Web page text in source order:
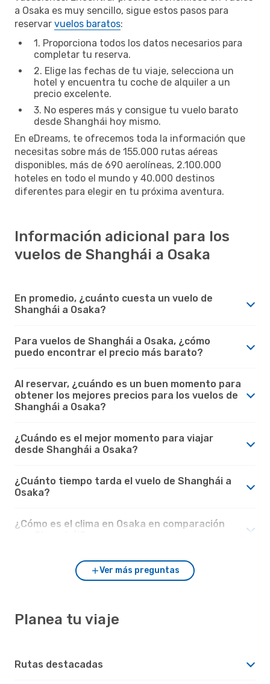
a Osaka es muy sencillo, sigue estos pasos para
reservar vuelos baratos:
1. Proporciona todos los datos necesarios para
completar tu reserva.
2. Elige las fechas de tu viaje, selecciona un
hotel y encuentra tu coche de alquiler a un
precio excelente.
3. No esperes más y consigue tu vuelo barato
desde Shanghái hoy mismo.
En eDreams, te ofrecemos toda la información que
necesitas sobre más de 155.000 rutas aéreas
disponibles, más de 690 aerolíneas, 2.100.000
hoteles en todo el mundo y 40.000 destinos
diferentes para elegir en tu próxima aventura.
Información adicional para los
vuelos de Shanghái a Osaka
En promedio, ¿cuánto cuesta un vuelo de
Shanghái a Osaka?
Para vuelos de Shanghái a Osaka, ¿cómo
puedo encontrar el precio más barato?
Al reservar, ¿cuándo es un buen momento para
obtener los mejores precios para los vuelos de
Shanghái a Osaka?
¿Cuándo es el mejor momento para viajar
desde Shanghái a Osaka?
¿Cuánto tiempo tarda el vuelo de Shanghái a
Osaka?
¿Cómo es el clima en Osaka en comparación
Ver más preguntas
Planea tu viaje
Rutas destacadas